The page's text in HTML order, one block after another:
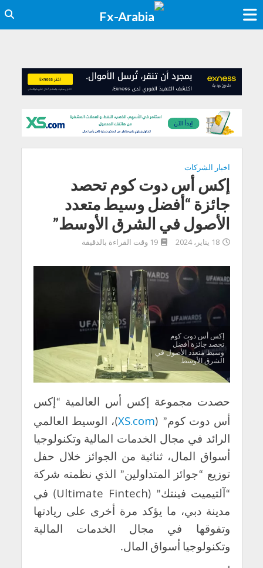
اخبار الشركات
إكس أس دوت كوم تحصد
جائزة “أفضل وسيط متعدد
الأصول في الشرق الأوسط”
18 يناير، 2024 19 وقت القراءة بالدقيقة
إكس أس دوت كوم
تحصد جائزة أفضل
وسيط متعدد الأصول في
الشرق الأوسط
حصدت مجموعة إكس أس العالمية “إكس
أس دوت كوم” (XS.com)، الوسيط العالمي
الرائد في مجال الخدمات المالية وتكنولوجيا
أسواق المال، ثنائية من الجوائز خلال حفل
توزيع “جوائز المتداولين” الذي نظمته شركة
“آلتيميت فينتك” (Ultimate Fintech) في
مدينة دبي، ما يؤكد مرة أخرى على ريادتها
وتفوقها في مجال الخدمات المالية
وتكنولوجيا أسواق المال.